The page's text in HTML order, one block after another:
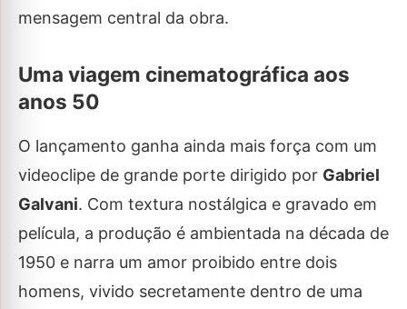
mensagem central da obra.
Uma viagem cinematográfica aos
anos 50
O lançamento ganha ainda mais força com um
videoclipe de grande porte dirigido por Gabriel
Galvani. Com textura nostálgica e gravado em
película, a produção é ambientada na década de
1950 e narra um amor proibido entre dois
homens, vivido secretamente dentro de uma